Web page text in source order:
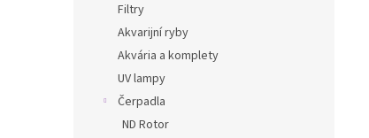
Filtry
Akvarijní ryby
Akvária a komplety
UV lampy
Čerpadla
ND Rotor